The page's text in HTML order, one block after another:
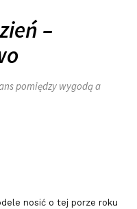
–
pomiędzy wygodą a
nosić o tej porze roku